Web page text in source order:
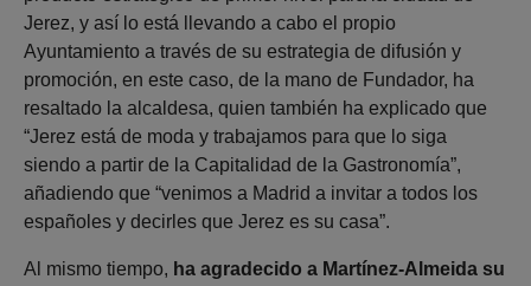
Jerez, y así lo está llevando a cabo el propio
Ayuntamiento a través de su estrategia de difusión y
promoción, en este caso, de la mano de Fundador, ha
resaltado la alcaldesa, quien también ha explicado que
“Jerez está de moda y trabajamos para que lo siga
siendo a partir de la Capitalidad de la Gastronomía”,
añadiendo que “venimos a Madrid a invitar a todos los
españoles y decirles que Jerez es su casa”.
Al mismo tiempo, ha agradecido a Martínez-Almeida su